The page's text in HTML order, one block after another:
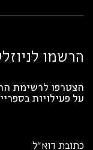
הרשמו
הצטרפו לרשימת
על פעילויות